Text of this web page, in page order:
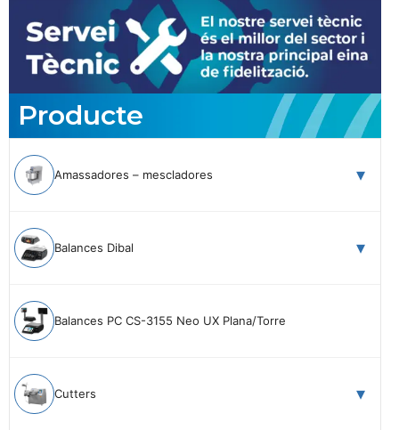
Producte
Amassadores – mescladores
Balances Dibal
Balances PC CS-3155 Neo UX Plana/Torre
Cutters